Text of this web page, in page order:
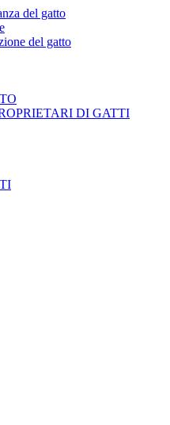
del gatto
del gatto
DI GATTI